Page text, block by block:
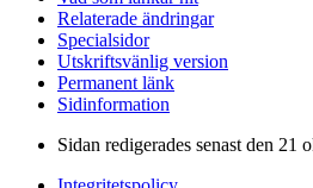
Relaterade ändringar
Specialsidor
Utskriftsvänlig version
Permanent länk
Sidinformation
Sidan redigerades senast den 21